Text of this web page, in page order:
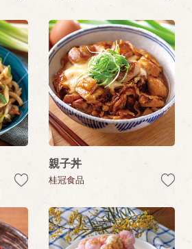
親子丼
桂冠食品